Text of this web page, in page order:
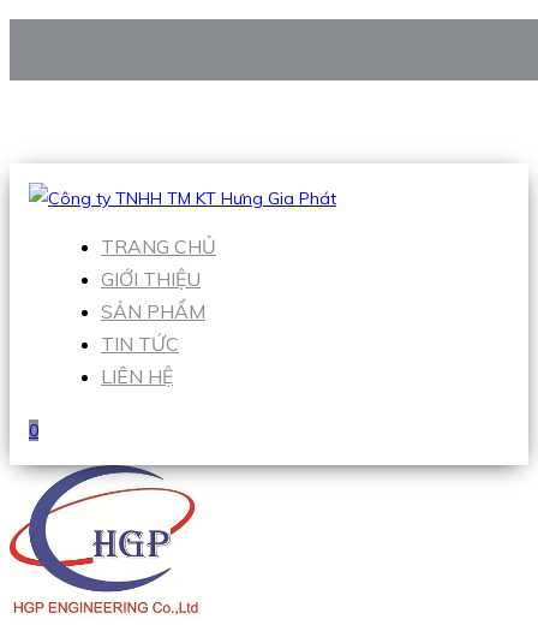
Hotline:0938 906 663
TRANG CHỦ
GIỚI THIỆU
SẢN PHẨM
TIN TỨC
LIÊN HỆ
0